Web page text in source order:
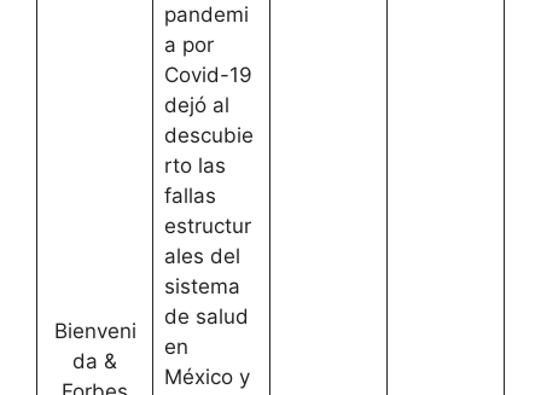
Bienveni
da &
pandemi
a por
Covid-19
dejó al
descubie
rto las
fallas
estructur
ales del
sistema
de salud
en
México y